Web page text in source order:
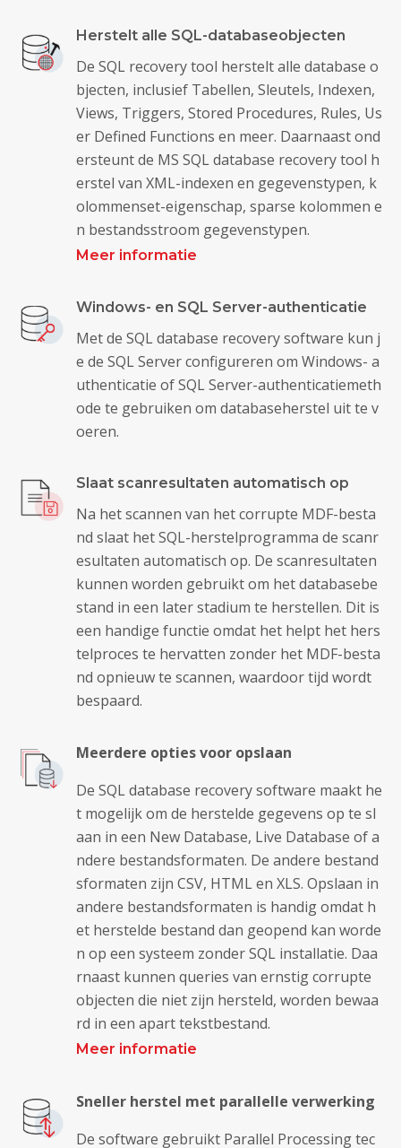
Herstelt alle SQL-databaseobjecten
De SQL recovery tool herstelt alle database o
bjecten, inclusief Tabellen, Sleutels, Indexen,
Views, Triggers, Stored Procedures, Rules, Us
er Defined Functions en meer. Daarnaast ond
ersteunt de MS SQL database recovery tool h
erstel van XML-indexen en gegevenstypen, k
olommenset-eigenschap, sparse kolommen e
n bestandsstroom gegevenstypen.
Meer informatie
Windows- en SQL Server-authenticatie
Met de SQL database recovery software kun j
e de SQL Server configureren om Windows- a
uthenticatie of SQL Server-authenticatiemeth
ode te gebruiken om databaseherstel uit te v
oeren.
Slaat scanresultaten automatisch op
Na het scannen van het corrupte MDF-besta
nd slaat het SQL-herstelprogramma de scanr
esultaten automatisch op. De scanresultaten
kunnen worden gebruikt om het databasebe
stand in een later stadium te herstellen. Dit is
een handige functie omdat het helpt het hers
telproces te hervatten zonder het MDF-besta
nd opnieuw te scannen, waardoor tijd wordt
bespaard.
Meerdere opties voor opslaan
De SQL database recovery software maakt he
t mogelijk om de herstelde gegevens op te sl
aan in een New Database, Live Database of a
ndere bestandsformaten. De andere bestand
sformaten zijn CSV, HTML en XLS. Opslaan in
andere bestandsformaten is handig omdat h
et herstelde bestand dan geopend kan worde
n op een systeem zonder SQL installatie. Daa
rnaast kunnen queries van ernstig corrupte
objecten die niet zijn hersteld, worden bewaa
rd in een apart tekstbestand.
Meer informatie
Sneller herstel met parallelle verwerking
De software gebruikt Parallel Processing tec